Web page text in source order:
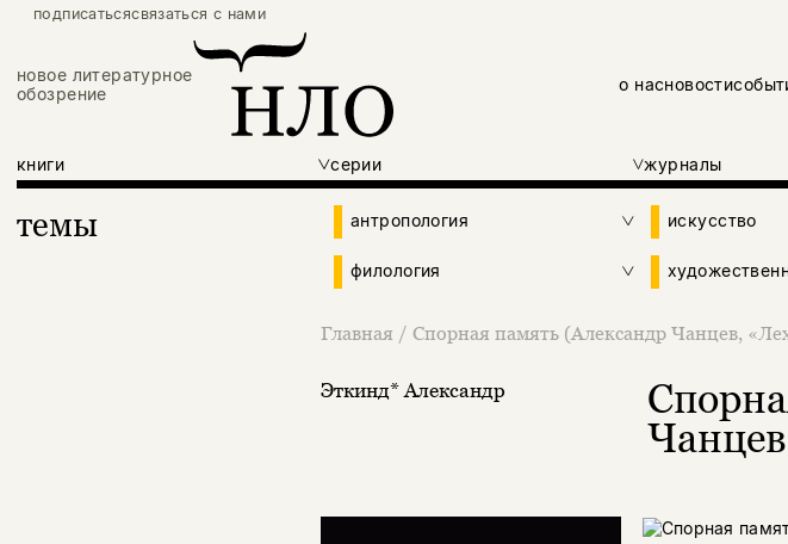
подписатьсясвязаться с нами
новое литературное
обозрение
о насновости
книги серии журналы
темы антропология искусство
филология
Главная / Спорная память (Александр Чанцев,
Эткинд* Александр